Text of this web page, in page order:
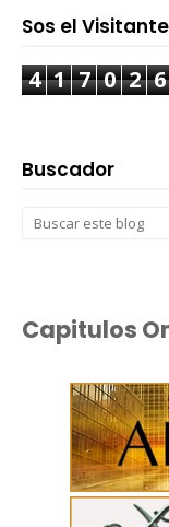
Sos el
4 1 7 0 2 6
Buscador
Capitulos